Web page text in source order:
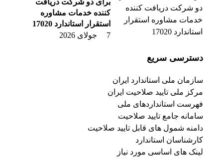
برای دو شرکت دریافت
کننده خدمات مشاوره
استقرار استاندارد 17020
7 جولای 2026
دسترسی سریع
سازمان ملی استاندارد ایران
مرکز ملی تایید صلاحیت ایران
فهرست استانداردهای ملی
سامانه جامع تایید صلاحیت
دامنه شمول های قابل تایید صلاحیت
کارشناسان استاندارد
لینک های اساسی مورد نیاز